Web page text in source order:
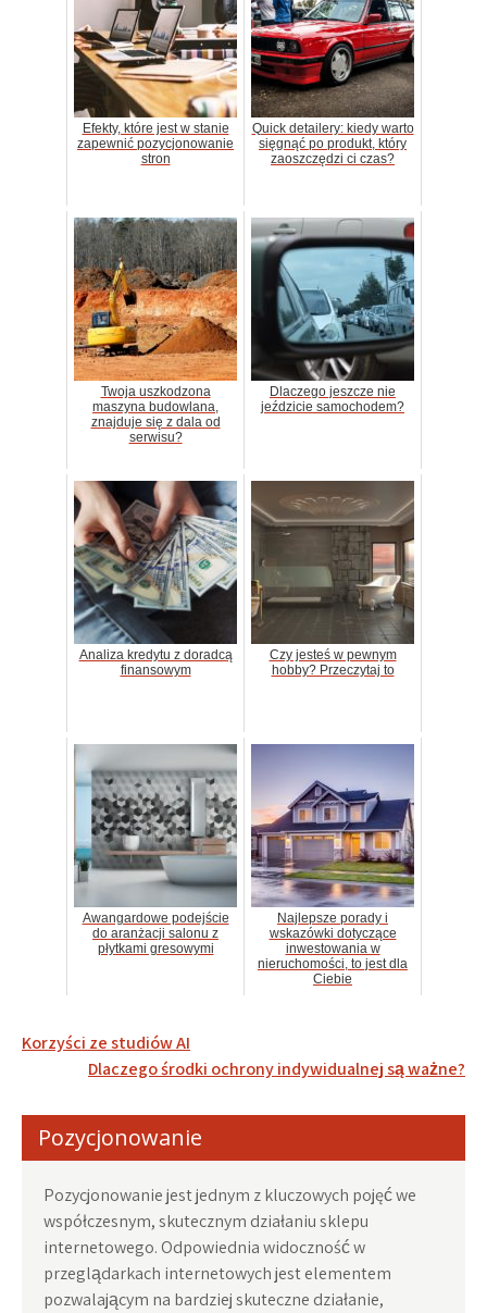
Efekty, które jest w stanie
zapewnić pozycjonowanie
stron
Quick detailery: kiedy warto
sięgnąć po produkt, który
zaoszczędzi ci czas?
Twoja uszkodzona
maszyna budowlana,
znajduje się z dala od
serwisu?
Dlaczego jeszcze nie
jeździcie samochodem?
Analiza kredytu z doradcą
finansowym
Czy jesteś w pewnym
hobby? Przeczytaj to
Awangardowe podejście
do aranżacji salonu z
płytkami gresowymi
Najlepsze porady i
wskazówki dotyczące
inwestowania w
nieruchomości, to jest dla
Ciebie
Nawigacja
wpisu
Korzyści ze studiów AI
Dlaczego środki ochrony indywidualnej są ważne?
Pozycjonowanie
Pozycjonowanie jest jednym z kluczowych pojęć we
współczesnym, skutecznym działaniu sklepu
internetowego. Odpowiednia widoczność w
przeglądarkach internetowych jest elementem
pozwalającym na bardziej skuteczne działanie,